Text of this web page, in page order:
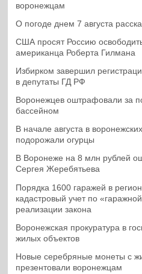
воронежцам
О погоде днем 7 августа
США просят Россию
американца Роберта Гилмана
Избирком завершил
в депутаты ГД РФ
Воронежцев оштрафовали за
бассейном
В начале августа в
подорожали огурцы
В Воронеже на 8 млн рублей
Сергея Жеребятьева
Порядка 1600 гаражей в
кадастровый учет по
реализации закона
Воронежская прокуратура в
жилых объектов
Новые серебряные монеты с
презентовали воронежцам